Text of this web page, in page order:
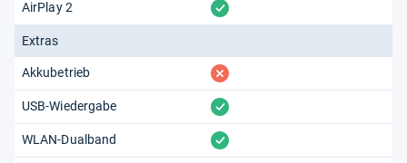
AirPlay 2 vorhanden
Extras
Akkubetrieb fehlt
USB-Wiedergabe vorhanden
WLAN-Dualband vorhanden